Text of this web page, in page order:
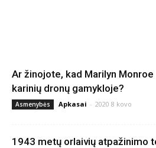
Ar žinojote, kad Marilyn
karinių dronų gamykloje?
Asmenybės Apkasai - 2020 8 kovo
1943 metų orlaivių atpažinimo